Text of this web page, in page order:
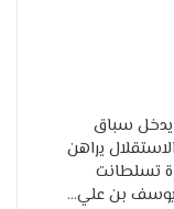
يدخل سباق
يراهن
تسلطانت
بن علي…